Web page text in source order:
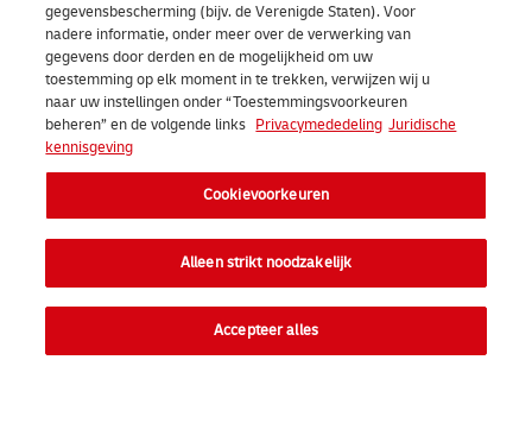
Aan de slag
gegevensbescherming (bijv. de Verenigde Staten). Voor
nadere informatie, onder meer over de verwerking van
gegevens door derden en de mogelijkheid om uw
toestemming op elk moment in te trekken, verwijzen wij u
naar uw instellingen onder “Toestemmingsvoorkeuren
beheren” en de volgende links Privacymededeling Juridische
kennisgeving
Cookievoorkeuren
Alleen strikt noodzakelijk
Accepteer alles